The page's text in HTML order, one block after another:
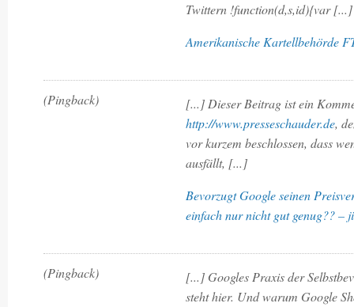
Twittern !function(d,s,id){var [...]
Amerikanische Kartellbehörde
(Pingback)
[...] Dieser Beitrag ist ein
http://www.presseschauder.de,
vor kurzem beschlossen, dass
ausfällt, [...]
Bevorzugt Google seinen
einfach nur nicht gut genug?? –
(Pingback)
[...] Googles Praxis der
steht hier. Und warum Google